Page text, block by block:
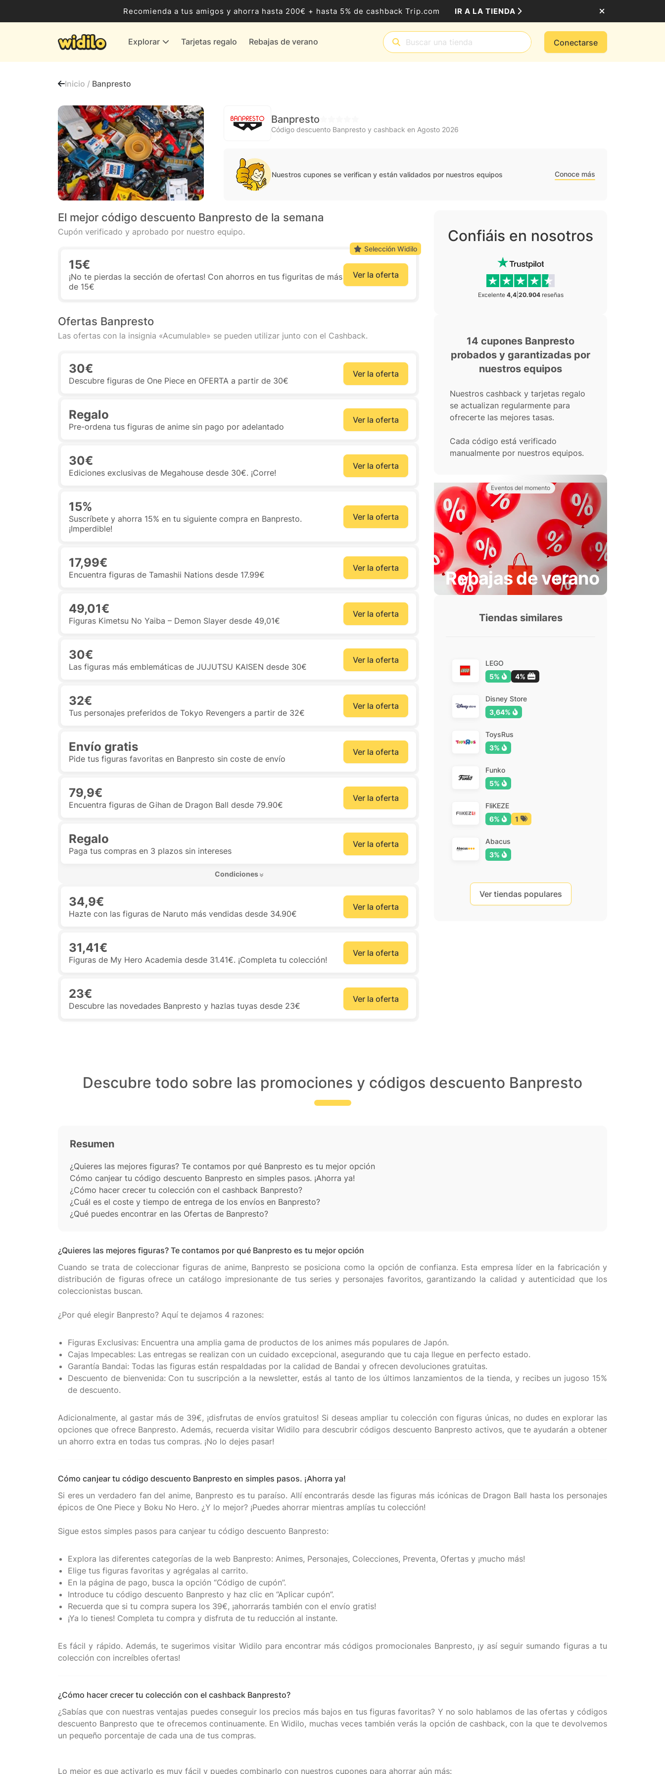
Recomienda a tus amigos y ahorra hasta 200€ + hasta 5% de cashback Trip.com IR A LA TIENDA
Explorar Tarjetas regalo Rebajas de verano Conectarse
Ocio, Entretenimiento y Cultura
Proveedores de gas y energía
Todas las tiendas
Inicio / Banpresto
Banpresto
Código descuento Banpresto y cashback en Agosto 2026
Nuestros cupones se verifican y están validados por nuestros equipos Conoce más
El mejor código descuento Banpresto de la semana
Cupón verificado y aprobado por nuestro equipo.
15€
¡No te pierdas la sección de ofertas! Con ahorros en tus figuritas de más
de 15€
Ver la oferta
Selección Widilo
Ofertas Banpresto
Las ofertas con la insignia «Acumulable» se pueden utilizar junto con el Cashback.
30€
Descubre figuras de One Piece en OFERTA a partir de 30€
Ver la oferta
Regalo
Pre-ordena tus figuras de anime sin pago por adelantado
Ver la oferta
30€
Ediciones exclusivas de Megahouse desde 30€. ¡Corre!
Ver la oferta
15%
Suscríbete y ahorra 15% en tu siguiente compra en Banpresto.
¡Imperdible!
Ver la oferta
17,99€
Encuentra figuras de Tamashii Nations desde 17.99€
Ver la oferta
49,01€
Figuras Kimetsu No Yaiba – Demon Slayer desde 49,01€
Ver la oferta
30€
Las figuras más emblemáticas de JUJUTSU KAISEN desde 30€
Ver la oferta
32€
Tus personajes preferidos de Tokyo Revengers a partir de 32€
Ver la oferta
Envío gratis
Pide tus figuras favoritas en Banpresto sin coste de envío
Ver la oferta
79,9€
Encuentra figuras de Gihan de Dragon Ball desde 79.90€
Ver la oferta
Regalo
Paga tus compras en 3 plazos sin intereses
Ver la oferta
Condiciones
34,9€
Hazte con las figuras de Naruto más vendidas desde 34.90€
Ver la oferta
31,41€
Figuras de My Hero Academia desde 31.41€. ¡Completa tu colección!
Ver la oferta
23€
Descubre las novedades Banpresto y hazlas tuyas desde 23€
Ver la oferta
Confiáis en nosotros
Excelente 4,4| 20.904reseñas
14 cupones Banpresto
probados y garantizadas por
nuestros equipos
Nuestros cashback y tarjetas regalo
se actualizan regularmente para
ofrecerte las mejores tasas.
Cada código está verificado
manualmente por nuestros equipos.
Eventos del momento
Rebajas de verano
Tiendas similares
LEGO
5%
4%
Disney Store
3,64%
ToysRus
3%
Funko
5%
FliKEZE
6%
1
Abacus
3%
Ver tiendas populares
Descubre todo sobre las promociones y códigos descuento Banpresto
Resumen
¿Quieres las mejores figuras? Te contamos por qué Banpresto es tu mejor opción
Cómo canjear tu código descuento Banpresto en simples pasos. ¡Ahorra ya!
¿Cómo hacer crecer tu colección con el cashback Banpresto?
¿Cuál es el coste y tiempo de entrega de los envíos en Banpresto?
¿Qué puedes encontrar en las Ofertas de Banpresto?
¿Quieres las mejores figuras? Te contamos por qué Banpresto es tu mejor opción
Cuando se trata de coleccionar figuras de anime, Banpresto se posiciona como la opción de confianza. Esta empresa líder en la fabricación y
distribución de figuras ofrece un catálogo impresionante de tus series y personajes favoritos, garantizando la calidad y autenticidad que los
coleccionistas buscan.
¿Por qué elegir Banpresto? Aquí te dejamos 4 razones:
Figuras Exclusivas: Encuentra una amplia gama de productos de los animes más populares de Japón.
Cajas Impecables: Las entregas se realizan con un cuidado excepcional, asegurando que tu caja llegue en perfecto estado.
Garantía Bandai: Todas las figuras están respaldadas por la calidad de Bandai y ofrecen devoluciones gratuitas.
Descuento de bienvenida: Con tu suscripción a la newsletter, estás al tanto de los últimos lanzamientos de la tienda, y recibes un jugoso 15%
de descuento.
Adicionalmente, al gastar más de 39€, ¡disfrutas de envíos gratuitos! Si deseas ampliar tu colección con figuras únicas, no dudes en explorar las
opciones que ofrece Banpresto. Además, recuerda visitar Widilo para descubrir códigos descuento Banpresto activos, que te ayudarán a obtener
Cómo canjear tu código descuento Banpresto en simples pasos. ¡Ahorra ya!
Si eres un verdadero fan del anime, Banpresto es tu paraíso. Allí encontrarás desde las figuras más icónicas de Dragon Ball hasta los personajes
épicos de One Piece y Boku No Hero. ¿Y lo mejor? ¡Puedes ahorrar mientras amplías tu colección!
Sigue estos simples pasos para canjear tu código descuento Banpresto:
Explora las diferentes categorías de la web Banpresto: Animes, Personajes, Colecciones, Preventa, Ofertas y ¡mucho más!
Elige tus figuras favoritas y agrégalas al carrito.
En la página de pago, busca la opción “Código de cupón”.
Introduce tu código descuento Banpresto y haz clic en “Aplicar cupón”.
Recuerda que si tu compra supera los 39€, ¡ahorrarás también con el envío gratis!
¡Ya lo tienes! Completa tu compra y disfruta de tu reducción al instante.
Es fácil y rápido. Además, te sugerimos visitar Widilo para encontrar más códigos promocionales Banpresto, ¡y así seguir sumando figuras a tu
¿Cómo hacer crecer tu colección con el cashback Banpresto?
¿Sabías que con nuestras ventajas puedes conseguir los precios más bajos en tus figuras favoritas? Y no solo hablamos de las ofertas y códigos
descuento Banpresto que te ofrecemos continuamente. En Widilo, muchas veces también verás la opción de cashback, con la que te devolvemos
un pequeño porcentaje de cada una de tus compras.
Lo mejor es que activarlo es muy fácil y puedes combinarlo con nuestros cupones para ahorrar aún más: